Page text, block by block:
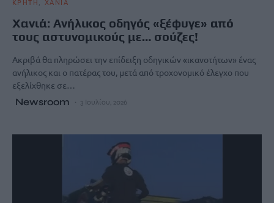
ΚΡΗΤΗ ΧΑΝΙΑ
Χανιά: Ανήλικος οδηγός «ξέφυγε» από
τους αστυνομικούς με… σούζες!
Ακριβά θα πληρώσει την επίδειξη οδηγικών «ικανοτήτων» ένας
ανήλικος και ο πατέρας του, μετά από τροχονομικό έλεγχο που
εξελίχθηκε σε…
Newsroom 3 Ιουλίου, 2026